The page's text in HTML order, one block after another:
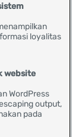
loyalitas
website
WordPress
output,
pada